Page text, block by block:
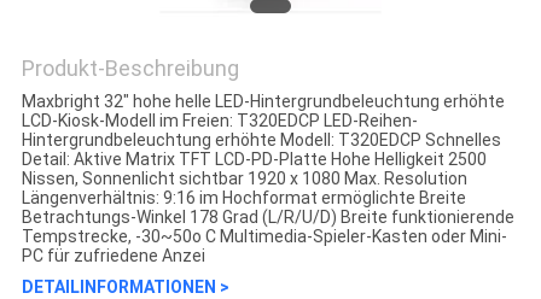
Produkt-Beschreibung
Maxbright 32" hohe helle LED-Hintergrundbeleuchtung erhöhte
LCD-Kiosk-Modell im Freien: T320EDCP LED-Reihen-
Hintergrundbeleuchtung erhöhte Modell: T320EDCP Schnelles
Detail: Aktive Matrix TFT LCD-PD-Platte Hohe Helligkeit 2500
Nissen, Sonnenlicht sichtbar 1920 x 1080 Max. Resolution
Längenverhältnis: 9:16 im Hochformat ermöglichte Breite
Betrachtungs-Winkel 178 Grad (L/R/U/D) Breite funktionierende
Tempstrecke, -30~50o C Multimedia-Spieler-Kasten oder Mini-
PC für zufriedene Anzei
DETAILINFORMATIONEN >